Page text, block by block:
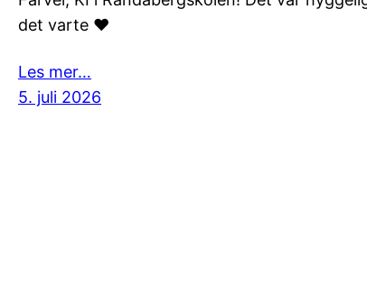
det varte ❤️
Les mer…
5. juli 2026